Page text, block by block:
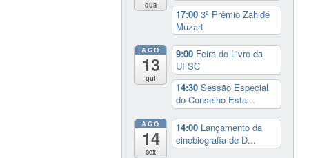
qua
17:003º Prêmio Zahidé
Muzart
AGO
13
qui
9:00 Feira do Livro da
UFSC
14:30Sessão Especial
do Conselho Esta...
AGO
14
sex
14:00 Lançamento da
cinebiografia de D...